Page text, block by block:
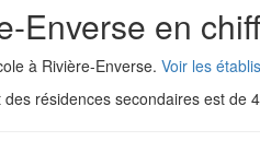
Enverse en
à Rivière-Enverse. Voir les
résidences secondaires est de